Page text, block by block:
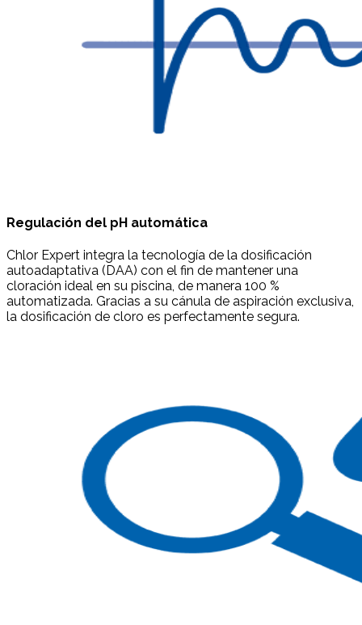
Regulación del pH automática
Chlor Expert integra la tecnología de la dosificación
autoadaptativa (DAA) con el fin de mantener una
cloración ideal en su piscina, de manera 100 %
automatizada. Gracias a su cánula de aspiración exclusiva,
la dosificación de cloro es perfectamente segura.